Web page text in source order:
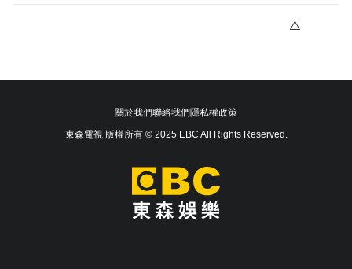
關於我們聯絡我們隱私權政策
東森電視 版權所有 © 2025 EBC All Rights Reserved.